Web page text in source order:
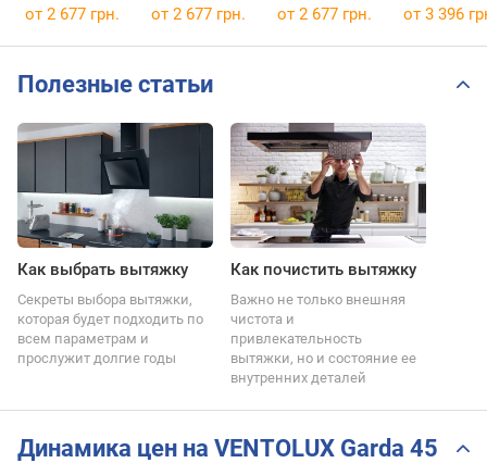
700 LED 2S
700 LED 2S
700 LED 2S
700 LED
от 2 677 грн. от 2 677 грн. от 2 677 грн. от 3 396
Полезные статьи
Как выбрать вытяжку
Секреты выбора вытяжки,
которая будет подходить по
всем параметрам и
прослужит долгие годы
Как почистить вытяжку
Важно не только внешняя
чистота и
привлекательность
вытяжки, но и состояние ее
внутренних деталей
Динамика цен на VENTOLUX Garda 45